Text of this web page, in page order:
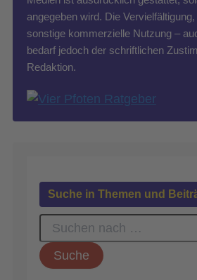
angegeben wird. Die
sonstige kommerzielle Nutzung –
bedarf jedoch der schriftlichen
Redaktion.
Suche in Themen und
c
h